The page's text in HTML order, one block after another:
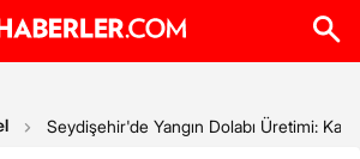
Seydişehir'de Yangın Dolabı Üretimi: